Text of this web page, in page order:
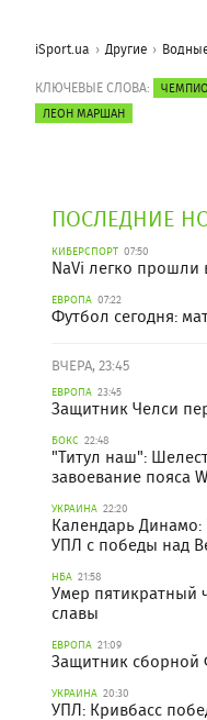
iSport.ua Другие
КЛЮЧЕВЫЕ СЛОВА:
ЛЕОН МАРШАН
ПОСЛЕДНИЕ
КИБЕРСПОРТ 07:50
NaVi легко прошли
ЕВРОПА 07:22
Футбол сегодня:
ВЧЕРА, 23:45
ЕВРОПА 23:45
Защитник Челси
БОКС 22:48
"Титул наш":
завоевание пояса
УКРАИНА 22:20
Календарь
УПЛ с победы над
НБА 21:58
Умер пятикратный
славы
ЕВРОПА 21:09
Защитник
УКРАИНА 20:30
УПЛ: Кривбасс